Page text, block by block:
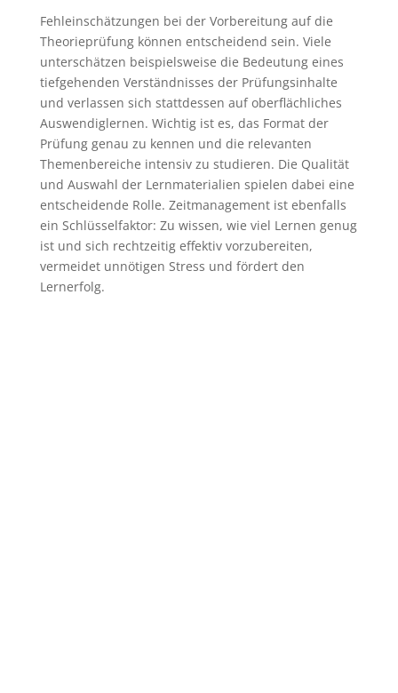
Fehleinschätzungen bei der Vorbereitung auf die
Theorieprüfung können entscheidend sein. Viele
unterschätzen beispielsweise die Bedeutung eines
tiefgehenden Verständnisses der Prüfungsinhalte
und verlassen sich stattdessen auf oberflächliches
Auswendiglernen. Wichtig ist es, das Format der
Prüfung genau zu kennen und die relevanten
Themenbereiche intensiv zu studieren. Die Qualität
und Auswahl der Lernmaterialien spielen dabei eine
entscheidende Rolle. Zeitmanagement ist ebenfalls
ein Schlüsselfaktor: Zu wissen, wie viel Lernen genug
ist und sich rechtzeitig effektiv vorzubereiten,
vermeidet unnötigen Stress und fördert den
Lernerfolg.